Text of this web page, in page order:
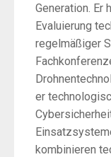
Generation. Er
Evaluierung
regelmäßiger
er
kombinieren